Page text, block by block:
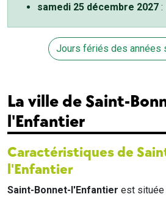
samedi 25 décembre 2027 :
Jours fériés des années
La ville de Saint-
l'Enfantier
Caractéristiques de
l'Enfantier
Saint-Bonnet-l'Enfantier est située